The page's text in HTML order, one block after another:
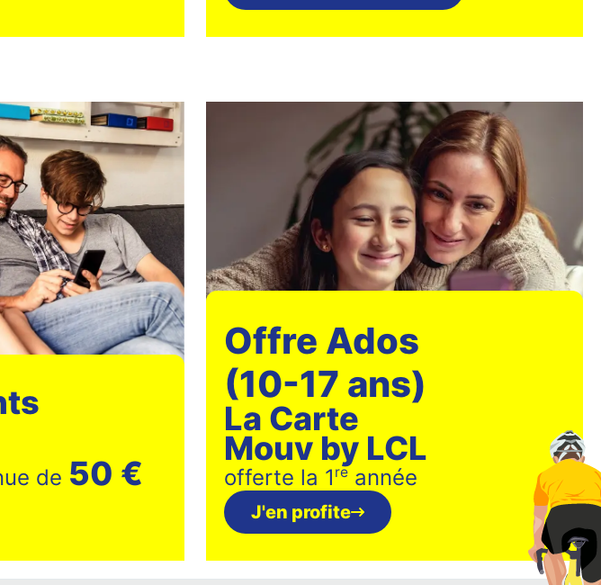
de 50 €
Offre Ados
(10-17 ans)
La Carte
Mouv by LCL
offerte la 1 re année
J'en profite